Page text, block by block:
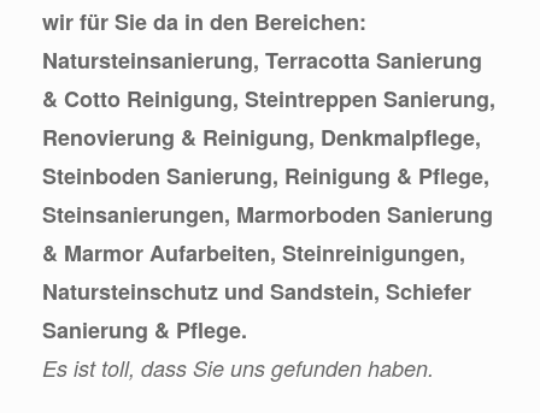
wir für Sie da in den Bereichen:
Natursteinsanierung, Terracotta Sanierung
& Cotto Reinigung, Steintreppen Sanierung,
Renovierung & Reinigung, Denkmalpflege,
Steinboden Sanierung, Reinigung & Pflege,
Steinsanierungen, Marmorboden Sanierung
& Marmor Aufarbeiten, Steinreinigungen,
Natursteinschutz und Sandstein, Schiefer
Sanierung & Pflege.
Es ist toll, dass Sie uns gefunden haben.